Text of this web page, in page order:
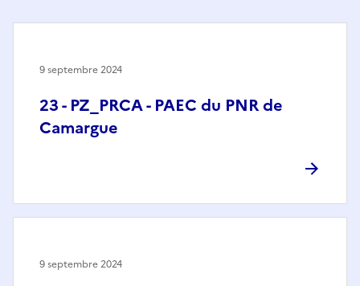
23 - PZ_PRCA - PAEC du PNR de
Camargue
9 septembre 2024
9 septembre 2024